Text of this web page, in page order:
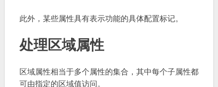
此外，某些属性具有表示功能的具体配置标记。
处理区域属性
区域属性相当于多个属性的集合，其中每个子属性都
可由指定的区域值访问。